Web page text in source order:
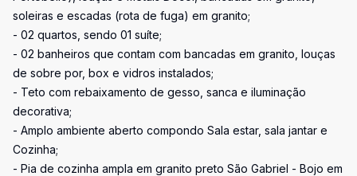
soleiras e escadas (rota de fuga) em granito;
- 02 quartos, sendo 01 suíte;
- 02 banheiros que contam com bancadas em granito, louças
de sobre por, box e vidros instalados;
- Teto com rebaixamento de gesso, sanca e iluminação
decorativa;
- Amplo ambiente aberto compondo Sala estar, sala jantar e
Cozinha;
- Pia de cozinha ampla em granito preto São Gabriel - Bojo em